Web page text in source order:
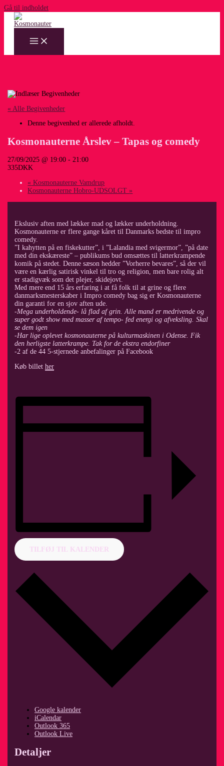
Gå til indholdet
« Alle Begivenheder
Denne begivenhed er allerede afholdt.
Kosmonauterne Årslev – Tapas og comedy
27/09/2025 @ 19:00 -21:00
335DKK
« Kosmonauterne Vamdrup
Kosmonauterne Hobro-UDSOLGT»
Ekslusiv aften med lækker mad og lækker underholdning.
Kosmonauterne er flere gange kåret til Danmarks bedste til impro
comedy.
”I kahytten på en fiskekutter”, i ”Lalandia med svigermor”, ”på date
med din ekskæreste” – publikums bud omsættes til latterkrampende
komik på stedet. Denne sæson hedder ”Vorherre bevares”, så der vil
være en kærlig satirisk vinkel til tro og religion, men bare rolig alt
er stadigvæk som det plejer, skidejovt.
Med mere end 15 års erfaring i at få folk til at grine og flere
danmarksmesterskaber i Impro comedy bag sig er Kosmonauterne
din garanti for en sjov aften ude.
-Mega underholdende- lå flad af grin. Alle mand er medrivende og
super godt show med masser af tempo- fed energi og afveksling. Skal
se dem igen
-Har lige oplevet kosmonauterne på kulturmaskinen i Odense. Fik
den herligste latterkrampe. Tak for de ekstra endorfiner
-2 af de 44 5-stjernede anbefalinger på Facebook
Køb billether
TILFØJ TIL KALENDER
Google kalender
iCalendar
Outlook 365
Outlook Live
Detaljer